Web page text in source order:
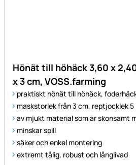
Hönät till höhäck 3,60 x
x 3 cm, VOSS.farming
praktiskt hönät till höhäck,
maskstorlek från 3 cm, reptjocklek 5
av mjukt material som är skonsamt
minskar spill
säker och enkel montering
extremt tålig, robust och långlivad